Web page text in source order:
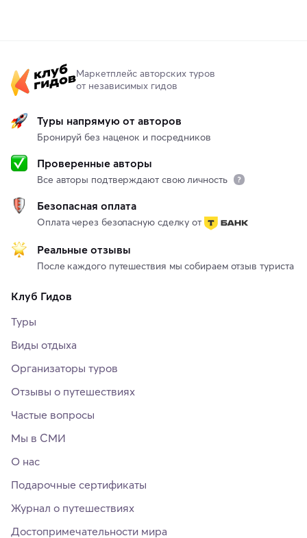
Маркетплейс авторских туров
от независимых гидов
Туры напрямую от авторов
Бронируй без наценок и посредников
Проверенные авторы
Все авторы подтверждают свою личность
Безопасная оплата
Оплата через безопасную сделку от
Реальные отзывы
После каждого путешествия мы собираем отзыв туриста
Клуб Гидов
Туры
Виды отдыха
Организаторы туров
Отзывы о путешествиях
Частые вопросы
Мы в СМИ
О нас
Подарочные сертификаты
Журнал о путешествиях
Достопримечательности мира